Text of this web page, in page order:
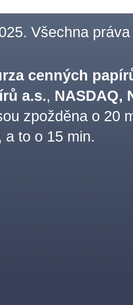
Všechna práva
cenných
a.s., NASDAQ,
zpožděna o 20
a to o 15 min.